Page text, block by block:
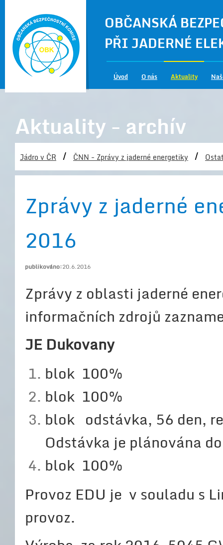
OBČANSKÁ
PŘI JADERNÉ
Úvod O nás Aktuality
Aktuality - archív
Jádro v ČR / ČNN - Zprávy z jaderné energetiky /
Zprávy z jaderné
2016
publikováno:20.6.2016
Zprávy z oblasti jaderné
informačních zdrojů
JE Dukovany
blok 100%
blok 100%
blok odstávka, 56 den,
Odstávka je plánována
blok 100%
Provoz EDU je v souladu s
provoz.